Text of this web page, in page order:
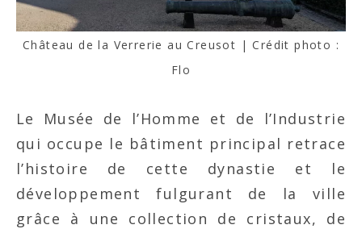
Château de la Verrerie au Creusot | Crédit photo :
Flo
Le Musée de l’Homme et de l’Industrie
qui occupe le bâtiment principal retrace
l’histoire de cette dynastie et le
développement fulgurant de la ville
grâce à une collection de cristaux, de